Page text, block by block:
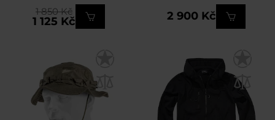
1 125 Kč
1 850 Kč 2 900 Kč